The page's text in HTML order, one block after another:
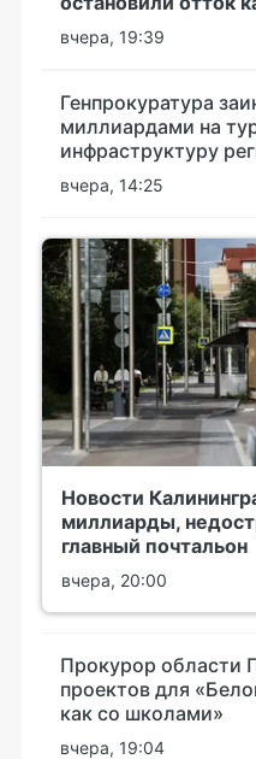
вчера, 19:39
Генпрокуратура
миллиардами на
инфраструктуру
вчера, 14:25
Новости
миллиарды,
главный почтальон
вчера, 20:00
Прокурор области
проектов для
как со школами»
вчера, 19:04